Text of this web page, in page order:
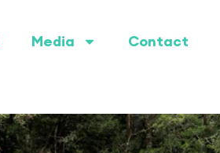
Media Contact